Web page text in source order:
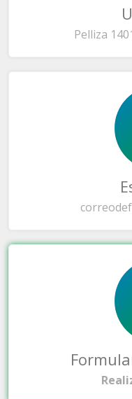
Pelliza
correo